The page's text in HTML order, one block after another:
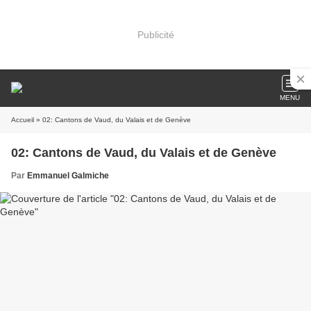
Publicité
MENU
Accueil » 02: Cantons de Vaud, du Valais et de Genève
02: Cantons de Vaud, du Valais et de Genève
Par Emmanuel Galmiche